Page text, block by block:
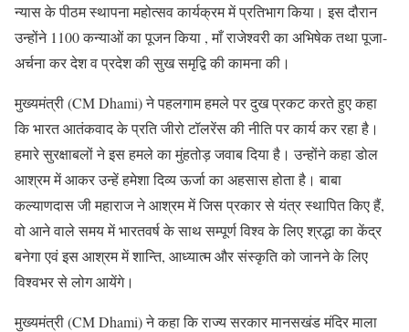
न्यास के पीठम स्थापना महोत्सव कार्यक्रम में प्रतिभाग किया। इस दौरान
उन्होंने 1100 कन्याओं का पूजन किया , माँ राजेश्वरी का अभिषेक तथा पूजा-
अर्चना कर देश व प्रदेश की सुख समृद्वि की कामना की।
मुख्यमंत्री (CM Dhami) ने पहलगाम हमले पर दुख प्रकट करते हुए कहा
कि भारत आतंकवाद के प्रति जीरो टॉलरेंस की नीति पर कार्य कर रहा है।
हमारे सुरक्षाबलों ने इस हमले का मुंहतोड़ जवाब दिया है। उन्होंने कहा डोल
आश्रम में आकर उन्हें हमेशा दिव्य ऊर्जा का अहसास होता है। बाबा
कल्याणदास जी महाराज ने आश्रम में जिस प्रकार से यंत्र स्थापित किए हैं,
वो आने वाले समय में भारतवर्ष के साथ सम्पूर्ण विश्व के लिए श्रद्धा का केंद्र
बनेगा एवं इस आश्रम में शान्ति, आध्यात्म और संस्कृति को जानने के लिए
विश्वभर से लोग आयेंगे।
मुख्यमंत्री (CM Dhami) ने कहा कि राज्य सरकार मानसखंड मंदिर माला